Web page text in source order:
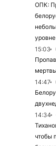
ОПК:
15:03
14:47
14:34
чтобы